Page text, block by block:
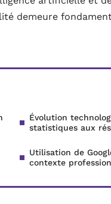
demeure
Évolution
statistiques aux
Utilisation de
contexte